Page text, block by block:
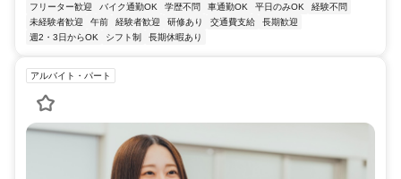
フリーター歓迎
バイク通勤OK 学歴不問 車通勤OK 平日のみOK
経験不問
未経験者歓迎
午前 経験者歓迎 研修あり 交通費支給
長期歓迎
週2・3日からOK
シフト制 長期休暇あり
アルバイト・パート